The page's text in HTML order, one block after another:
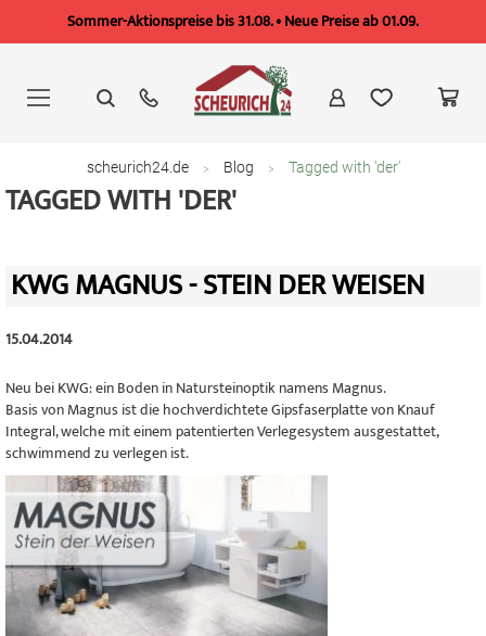
Sommer-Aktionspreise bis 31.08. • Neue Preise ab 01.09.
springen
scheurich24.de Blog Tagged with 'der'
TAGGED WITH 'DER'
KWG MAGNUS - STEIN DER WEISEN
15.04.2014
Neu bei KWG: ein Boden in Natursteinoptik namens Magnus.
Basis von Magnus ist die hochverdichtete Gipsfaserplatte von Knauf
Integral, welche mit einem patentierten Verlegesystem ausgestattet,
schwimmend zu verlegen ist.